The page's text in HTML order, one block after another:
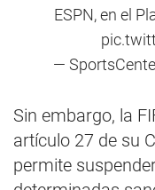
ESPN, en el
—
Sin embargo, la
artículo 27 de su
permite